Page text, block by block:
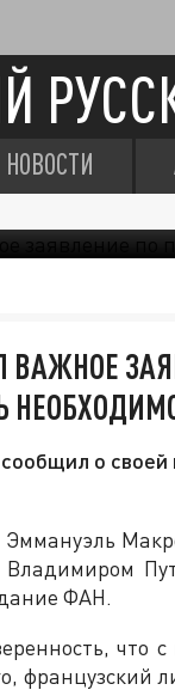
НОВОСТИ
о своей
Владимиром
ФАН.
что
французский